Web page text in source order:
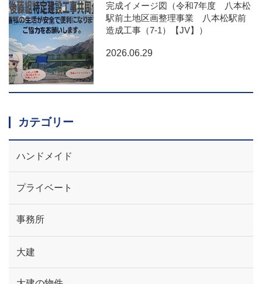
完成イメージ図（令和7年度 八本松
駅前土地区画整理事業 八本松駅前
造成工事（7-1）【JV】）
2026.06.29
カテゴリー
ハンドメイド
プライベート
事務所
大建